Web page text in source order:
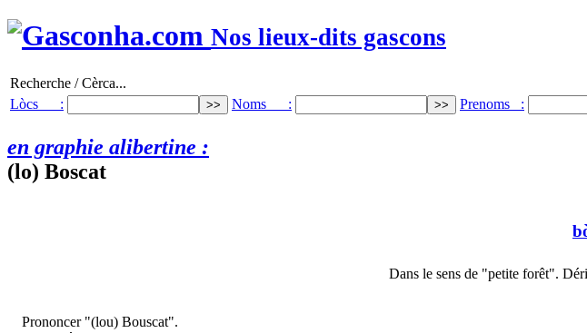
Nos lieux-dits gascons
Recherche / Cèrca...
Lòcs :
Noms : Prenoms :
en graphie alibertine :
(lo) Boscat
Dans le sens de "petite forêt".
Prononcer "(lou) Bouscat".